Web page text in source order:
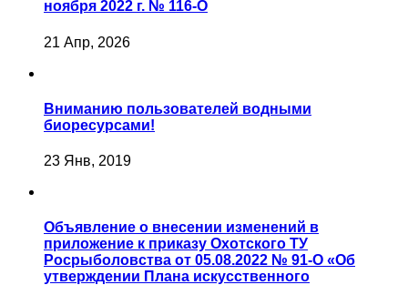
ноября 2022 г. № 116-О
21 Апр, 2026
Вниманию пользователей водными
биоресурсами!
23 Янв, 2019
Объявление о внесении изменений в
приложение к приказу Охотского ТУ
Росрыболовства от 05.08.2022 № 91-О «Об
утверждении Плана искусственного